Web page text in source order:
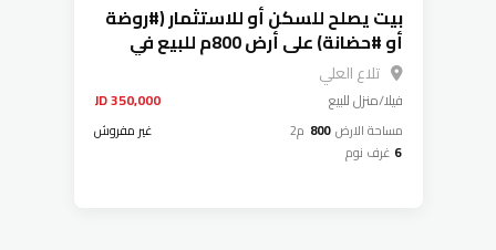
بيت يصلح للسكن أو للاستثمار (#روضة
أو #حضانة) على أرض 800م للبيع في
عمان - تلاع العلي
تلاع العلي
فيلا/منزلللبيع 350,000 JD
مساحة الارض 800 م2
غير مفروش
6 غرف نوم